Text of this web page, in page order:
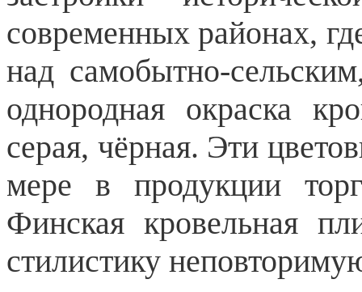
современных районах,
над самобытно-
однородная окраска
серая, чёрная. Эти
мере в продукции
Финская кровельная
стилистику